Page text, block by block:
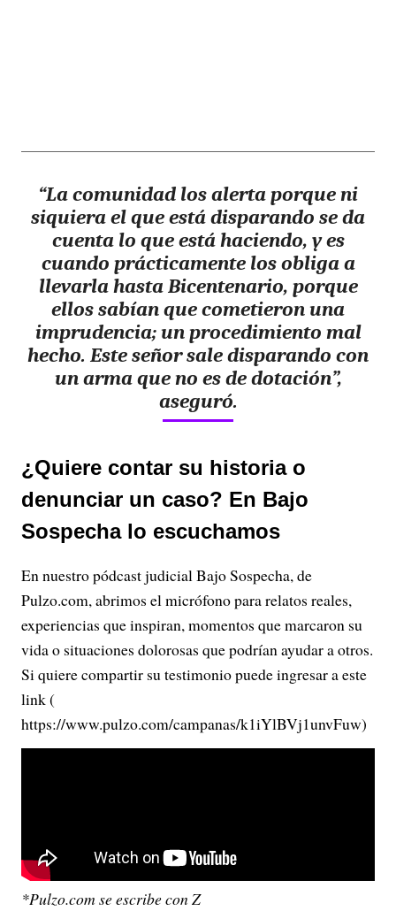
“La comunidad los alerta porque ni
siquiera el que está disparando se da
cuenta lo que está haciendo, y es
cuando prácticamente los obliga a
llevarla hasta Bicentenario, porque
ellos sabían que cometieron una
imprudencia; un procedimiento mal
hecho. Este señor sale disparando con
un arma que no es de dotación”,
aseguró.
¿Quiere contar su historia o
denunciar un caso? En Bajo
Sospecha lo escuchamos
En nuestro pódcast judicial Bajo Sospecha, de
Pulzo.com, abrimos el micrófono para relatos reales,
experiencias que inspiran, momentos que marcaron su
vida o situaciones dolorosas que podrían ayudar a otros.
Si quiere compartir su testimonio puede ingresar a este
link (
https://www.pulzo.com/campanas/k1iYlBVj1unvFuw)
*Pulzo.com se escribe con Z